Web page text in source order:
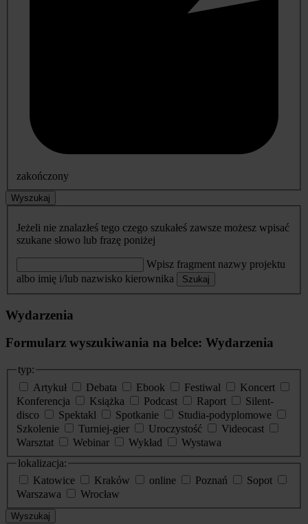
zakończony
Wyszukaj
Jeżeli nie znalazłeś tego czego szukałeś zawsze możesz wpisać
szukane słowo lub frazę poniżej
Wpisz fragment nazwy projektu
albo imię i/lub nazwisko kierownika
Szukaj
Wydarzenia
Formularz wyszukiwania na belce: Wydarzenia
typ:
Artykuł
Debata Ebook Festiwal
Koncert
Konferencja
Książka Podcast Raport
Silent-
disco
Spektakl Spotkanie
Studia-podyplomowe
Szkolenie
Turniej-gier Uroczystość
Videocast
Warsztat
Webinar Wykład
Wystawa
lokalizacja:
Katowice
Kraków online Poznań
Sopot
Warszawa
Wrocław
Wyszukaj